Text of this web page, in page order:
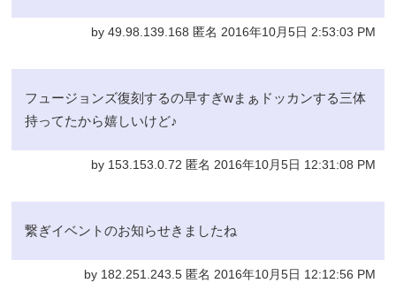
by 49.98.139.168 匿名 2016年10月5日 2:53:03 PM
フュージョンズ復刻するの早すぎwまぁドッカンする三体
持ってたから嬉しいけど♪
by 153.153.0.72 匿名 2016年10月5日 12:31:08 PM
繋ぎイベントのお知らせきましたね
by 182.251.243.5 匿名 2016年10月5日 12:12:56 PM